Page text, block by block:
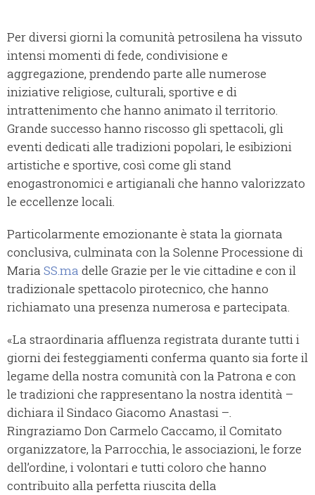
Per diversi giorni la comunità petrosilena ha vissuto
intensi momenti di fede, condivisione e
aggregazione, prendendo parte alle numerose
iniziative religiose, culturali, sportive e di
intrattenimento che hanno animato il territorio.
Grande successo hanno riscosso gli spettacoli, gli
eventi dedicati alle tradizioni popolari, le esibizioni
artistiche e sportive, così come gli stand
enogastronomici e artigianali che hanno valorizzato
le eccellenze locali.
Particolarmente emozionante è stata la giornata
conclusiva, culminata con la Solenne Processione di
Maria SS.ma delle Grazie per le vie cittadine e con il
tradizionale spettacolo pirotecnico, che hanno
richiamato una presenza numerosa e partecipata.
«La straordinaria affluenza registrata durante tutti i
giorni dei festeggiamenti conferma quanto sia forte il
legame della nostra comunità con la Patrona e con
le tradizioni che rappresentano la nostra identità –
dichiara il Sindaco Giacomo Anastasi –.
Ringraziamo Don Carmelo Caccamo, il Comitato
organizzatore, la Parrocchia, le associazioni, le forze
dell’ordine, i volontari e tutti coloro che hanno
contribuito alla perfetta riuscita della